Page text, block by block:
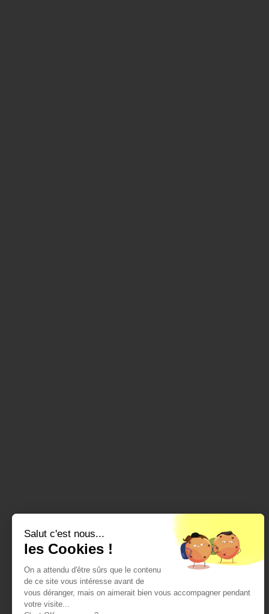
Salut c'est nous...
les Cookies !
On a attendu d'être sûrs que le contenu
de ce site vous intéresse avant de
vous déranger, mais on aimerait bien vous accompagner pendant
votre visite...